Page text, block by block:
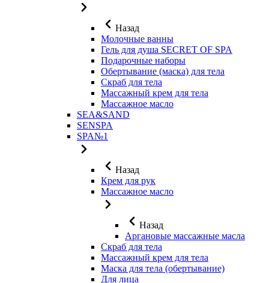
Назад
Молочные ванны
Гель для душа SECRET OF SPA
Подарочные наборы
Обертывание (маска) для тела
Скраб для тела
Массажный крем для тела
Массажное масло
SEA&SAND
SENSPA
SPA№1
Назад
Крем для рук
Массажное масло
Назад
Аргановые массажные масла
Скраб для тела
Массажный крем для тела
Маска для тела (обертывание)
Для лица